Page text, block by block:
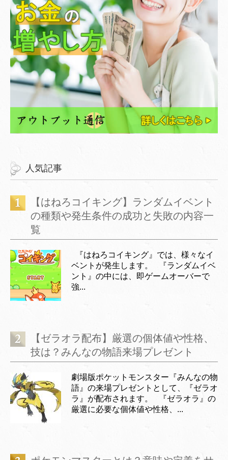
人気記事
【はねろコイキング】ランダムイベント
の種類や発生条件の成功と失敗の内容一
覧
『はねろコイキング』では、様々なイ
ベントが発生します。 『ランダムイベ
ント』の中には、即ゲームオーバーで
強...
【ゼラオラ配布】厳選の個体値や性格、
技は？みんなの物語来場プレゼント
劇場版ポケットモンスター『みんなの物
語』の来場プレゼントとして、『ゼラオ
ラ』が配布されます。 『ゼラオラ』の
厳選に必要な個体値や性格、...